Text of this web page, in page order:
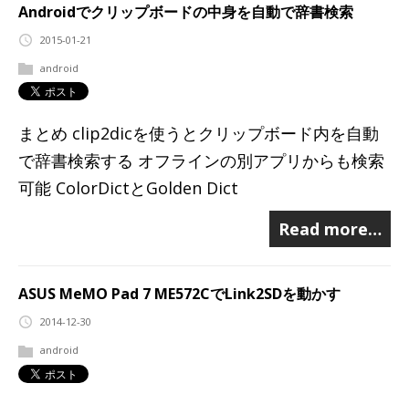
Androidでクリップボードの中身を自動で辞書検索
2015-01-21
android
まとめ clip2dicを使うとクリップボード内を自動
で辞書検索する オフラインの別アプリからも検索
可能 ColorDictとGolden Dict
Read more…
ASUS MeMO Pad 7 ME572CでLink2SDを動かす
2014-12-30
android